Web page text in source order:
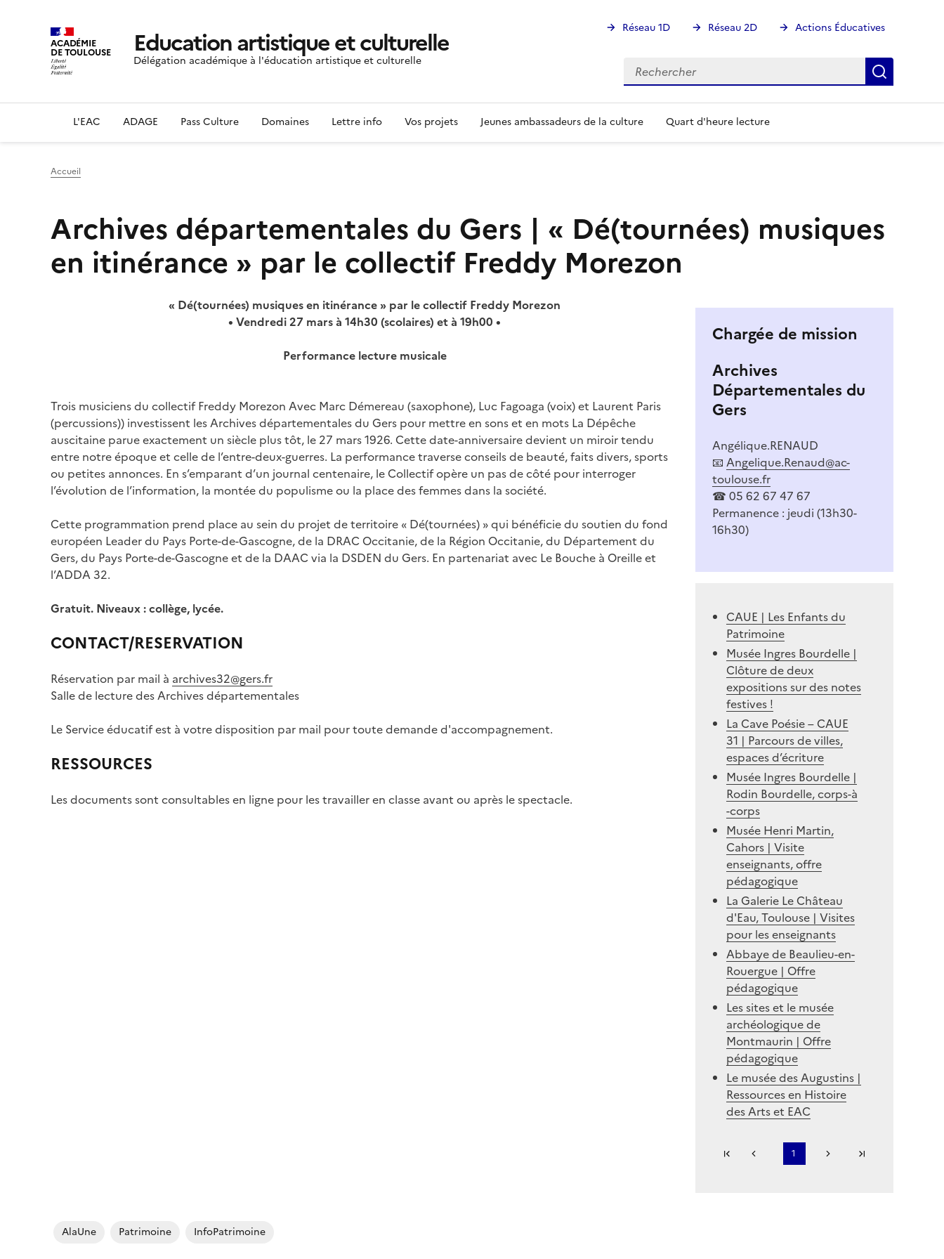
ACADÉMIE
DE TOULOUSE Education artistique et culturelle
Délégation académique à l'éducation artistique et culturelle
Réseau 1D Réseau 2D Actions Éducatives
Rechercher
Rechercher
L'EAC ADAGE Pass Culture Domaines Lettre info Vos projets Jeunes ambassadeurs de la culture Quart d'heure lecture
Accueil
Archives départementales du Gers | « Dé(tournées) musiques
en itinérance » par le collectif Freddy Morezon
« Dé(tournées) musiques en itinérance » par le collectif Freddy Morezon
• Vendredi 27 mars à 14h30 (scolaires) et à 19h00 •
Performance lecture musicale
Trois musiciens du collectif Freddy Morezon Avec Marc Démereau (saxophone), Luc Fagoaga (voix) et Laurent Paris
(percussions)) investissent les Archives départementales du Gers pour mettre en sons et en mots La Dépêche
auscitaine parue exactement un siècle plus tôt, le 27 mars 1926. Cette date-anniversaire devient un miroir tendu
entre notre époque et celle de l’entre-deux-guerres. La performance traverse conseils de beauté, faits divers, sports
ou petites annonces. En s’emparant d’un journal centenaire, le Collectif opère un pas de côté pour interroger
l’évolution de l’information, la montée du populisme ou la place des femmes dans la société.
Cette programmation prend place au sein du projet de territoire « Dé(tournées) » qui bénéficie du soutien du fond
européen Leader du Pays Porte-de-Gascogne, de la DRAC Occitanie, de la Région Occitanie, du Département du
Gers, du Pays Porte-de-Gascogne et de la DAAC via la DSDEN du Gers. En partenariat avec Le Bouche à Oreille et
l’ADDA 32.
Gratuit. Niveaux : collège, lycée.
CONTACT/RESERVATION
Réservation par mail à archives32@gers.fr
Salle de lecture des Archives départementales
Le Service éducatif est à votre disposition par mail pour toute demande d'accompagnement.
RESSOURCES
Les documents sont consultables en ligne pour les travailler en classe avant ou après le spectacle.
Chargée de mission
Archives
Départementales du
Gers
Angélique.RENAUD
📧 Angelique.Renaud@ac-
toulouse.fr
☎ 05 62 67 47 67
Permanence : jeudi (13h30-
16h30)
CAUE | Les Enfants du
Patrimoine
Musée Ingres Bourdelle |
Clôture de deux
expositions sur des notes
festives !
La Cave Poésie – CAUE
31 | Parcours de villes,
espaces d’écriture
Musée Ingres Bourdelle |
Rodin Bourdelle, corps-à
-corps
Musée Henri Martin,
Cahors | Visite
enseignants, offre
pédagogique
La Galerie Le Château
d'Eau, Toulouse | Visites
pour les enseignants
Abbaye de Beaulieu-en-
Rouergue | Offre
pédagogique
Les sites et le musée
archéologique de
Montmaurin | Offre
pédagogique
Le musée des Augustins |
Ressources en Histoire
des Arts et EAC
Première page1
Page suivanteDernière page
AlaUne Patrimoine InfoPatrimoine